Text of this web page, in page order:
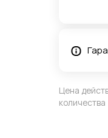
Цена
количества